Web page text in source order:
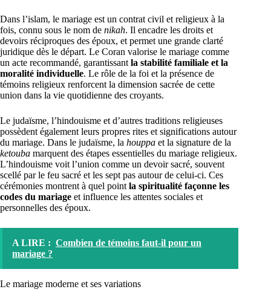
Dans l’islam, le mariage est un contrat civil et religieux à la
fois, connu sous le nom de nikah. Il encadre les droits et
devoirs réciproques des époux, et permet une grande clarté
juridique dès le départ. Le Coran valorise le mariage comme
un acte recommandé, garantissantla stabilité familiale et la
moralité individuelle. Le rôle de la foi et la présence de
témoins religieux renforcent la dimension sacrée de cette
union dans la vie quotidienne des croyants.
Le judaïsme, l’hindouisme et d’autres traditions religieuses
possèdent également leurs propres rites et significations autour
du mariage. Dans le judaïsme, la houppa et la signature de la
ketouba marquent des étapes essentielles du mariage religieux.
L’hindouisme voit l’union comme un devoir sacré, souvent
scellé par le feu sacré et les sept pas autour de celui-ci. Ces
cérémonies montrent à quel pointla spiritualité façonne les
codes du mariage et influence les attentes sociales et
personnelles des époux.
A LIRE : Combien de témoins faut-il pour un
mariage ?
Le mariage moderne et ses variations